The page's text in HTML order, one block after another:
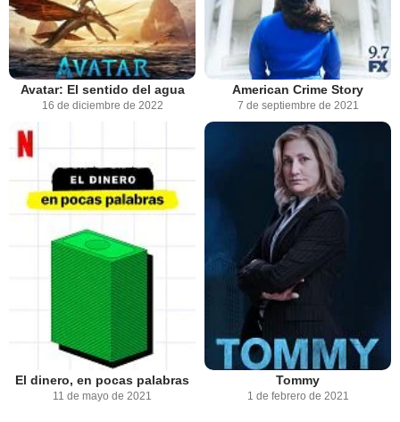
Avatar: El sentido del agua
16 de diciembre de 2022
American Crime Story
7 de septiembre de 2021
El dinero, en pocas palabras
11 de mayo de 2021
Tommy
1 de febrero de 2021